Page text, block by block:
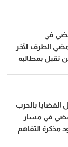
في
الطرف الآخر
نقبل بمطالبه
القضايا بالحرب
في مسار
مذكرة التفاهم